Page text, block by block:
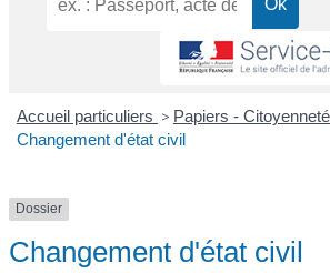
Accueil particuliers > Papiers -
Changement d'état civil
Dossier
Changement d'état civil